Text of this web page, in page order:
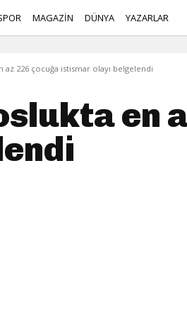
MAGAZİN DÜNYA YAZARLAR
az 226 çocuğa istismar olayı belgelendi
en